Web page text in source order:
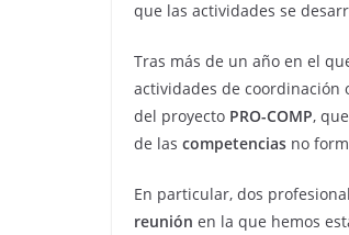
que las actividades se
Tras más de un año en el
actividades de coordinación
del proyecto PRO-COMP,
de las competencias no
En particular, dos
reunión en la que hemos